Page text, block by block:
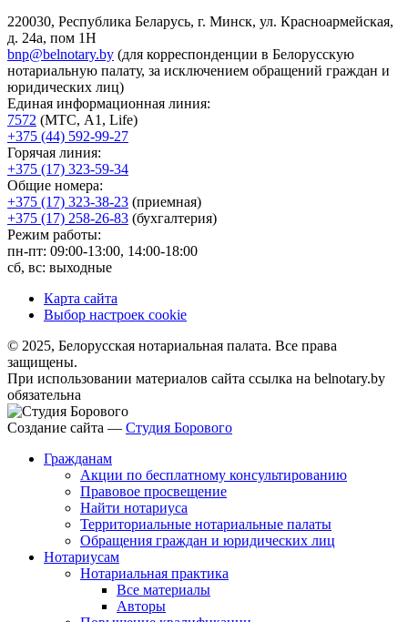
220030, Республика Беларусь, г. Минск, ул. Красноармейская,
д. 24а, пом 1Н
bnp@belnotary.by (для корреспонденции в Белорусскую
нотариальную палату, за исключением обращений граждан и
юридических лиц)
Единая информационная линия:
7572 (МТС, A1, Life)
+375 (44) 592-99-27
Горячая линия:
+375 (17) 323-59-34
Общие номера:
+375 (17) 323-38-23 (приемная)
+375 (17) 258-26-83 (бухгалтерия)
Режим работы:
пн-пт: 09:00-13:00, 14:00-18:00
сб, вс: выходные
Карта сайта
Выбор настроек cookie
© 2025, Белорусская нотариальная палата. Все права
защищены.
При использовании материалов сайта ссылка на belnotary.by
обязательна
Создание сайта — Студия Борового
Гражданам
Акции по бесплатному консультированию
Правовое просвещение
Найти нотариуса
Территориальные нотариальные палаты
Обращения граждан и юридических лиц
Нотариусам
Нотариальная практика
Все материалы
Авторы